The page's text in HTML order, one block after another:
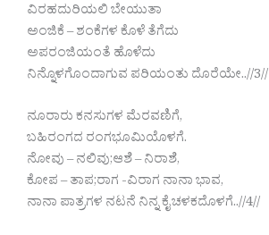
ವಿರಹದುರಿಯಲಿ ಬೇಯುತಾ
ಅಂಜಿಕೆ – ಶಂಕೆಗಳ ಕೊಳೆ ತೆಗೆದು
ಅಪರಂಜಿಯಂತೆ ಹೊಳೆದು
ನಿನ್ನೊಳಗೊಂದಾಗುವ ಪರಿಯಂತು ದೊರೆಯೇ..//3//
ನೂರಾರು ಕನಸುಗಳ ಮೆರವಣಿಗೆ,
ಬಹಿರಂಗದ ರಂಗಭೂಮಿಯೊಳಗೆ.
ನೋವು – ನಲಿವು;ಆಶೆ – ನಿರಾಶೆ,
ಕೋಪ – ತಾಪ;ರಾಗ -ವಿರಾಗ ನಾನಾ ಭಾವ,
ನಾನಾ ಪಾತ್ರಗಳ ನಟನೆ ನಿನ್ನ ಕೈ ಚಳಕದೊಳಗೆ..//4//